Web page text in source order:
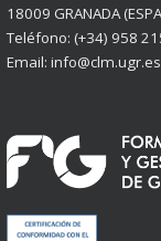
18009 GRANADA
Teléfono: (+34) 958
Email: info@clm.ugr.es